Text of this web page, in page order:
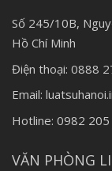
Số 245/10B,
Hồ Chí Minh
Điện thoại: 0888
Email:
Hotline: 0982
VĂN PHÒNG